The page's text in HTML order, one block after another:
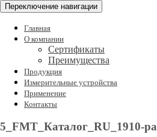
Переключение навигации
Главная
О компании
Сертификаты
Преимущества
Продукция
Измерительные устройства
Применение
Контакты
5_FMT_Каталог_RU_1910-